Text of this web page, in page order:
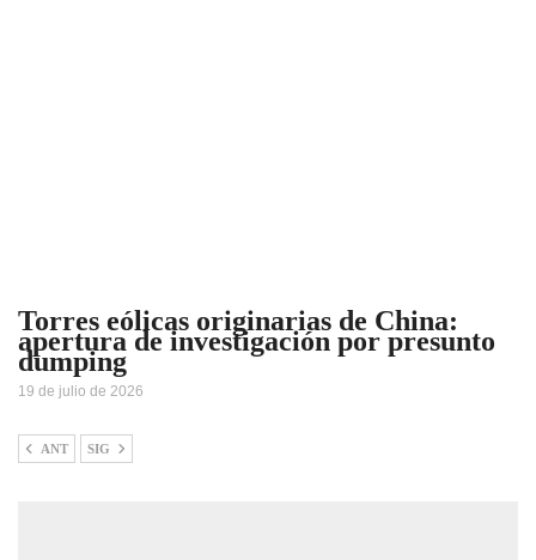
Torres eólicas originarias de China:
apertura de investigación por presunto
dumping
19 de julio de 2026
ANT SIG